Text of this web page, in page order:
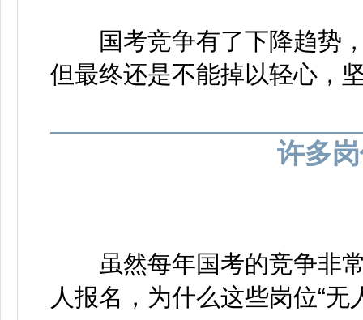
国考竞争有了下降趋势，
但最终还是不能掉以轻心，
许多
虽然每年国考的竞争非常
人报名，为什么这些岗位“无